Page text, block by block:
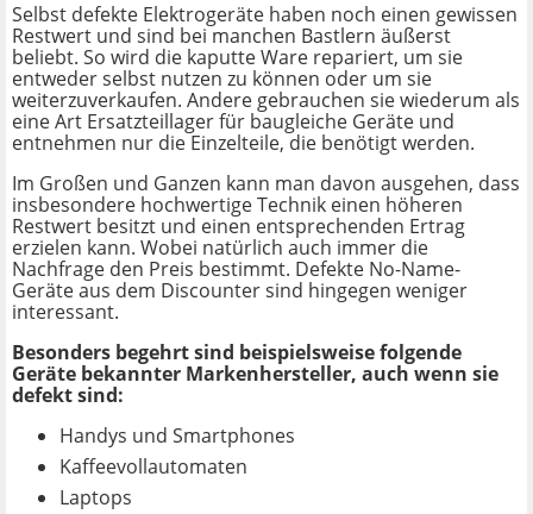
Selbst defekte Elektrogeräte haben noch einen gewissen
Restwert und sind bei manchen Bastlern äußerst
beliebt. So wird die kaputte Ware repariert, um sie
entweder selbst nutzen zu können oder um sie
weiterzuverkaufen. Andere gebrauchen sie wiederum als
eine Art Ersatzteillager für baugleiche Geräte und
entnehmen nur die Einzelteile, die benötigt werden.
Im Großen und Ganzen kann man davon ausgehen, dass
insbesondere hochwertige Technik einen höheren
Restwert besitzt und einen entsprechenden Ertrag
erzielen kann. Wobei natürlich auch immer die
Nachfrage den Preis bestimmt. Defekte No-Name-
Geräte aus dem Discounter sind hingegen weniger
interessant.
Besonders begehrt sind beispielsweise folgende
Geräte bekannter Markenhersteller, auch wenn sie
defekt sind:
Handys und Smartphones
Kaffeevollautomaten
Laptops